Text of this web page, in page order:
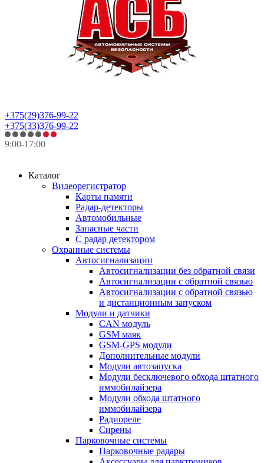
+375(29)376-99-22
+375(33)376-99-22
9:00-17:00
Каталог
Видеорегистратор
Карты памяти
Радар-детекторы
Автомобильные
Запасные части
С радар детектором
Охранные системы
Автосигнализации
Автосигнализации без обратной связи
Автосигнализации с обратной связью
Автосигнализации с обратной связью
и дистанционным запуском
Модули и датчики
CAN модуль
GSM маяк
GSM-GPS модули
Дополнительные модули
Модули автозапуска
Модули бесключевого обхода штатного
иммобилайзера
Модули обхода штатного
иммобилайзера
Радиореле
Сирены
Парковочные системы
Парковочные радары